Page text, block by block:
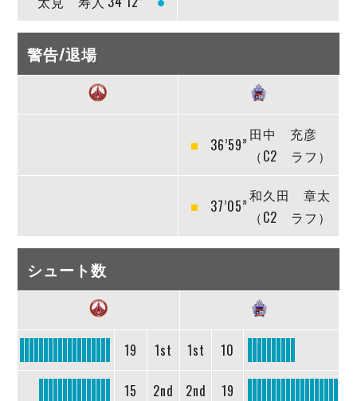
警告/退場
36’59”
田中 充彦
（C2 ラフ）
37’05”
和久田 章太
（C2 ラフ）
シュート数
19 1st 1st 10
15 2nd 2nd 19